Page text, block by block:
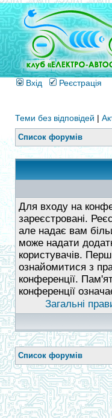
Вхід Реєстрація
Теми без відповідей |
Список форумів
Для входу на
зареєстровані.
але надає вам
може надати
користувачів.
ознайомитися з
конференції.
конференції
Загальні
Список форумів